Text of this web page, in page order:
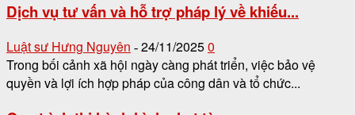
Dịch vụ tư vấn và hỗ trợ pháp lý về khiếu...
Luật sư Hưng Nguyên - 24/11/20250
Trong bối cảnh xã hội ngày càng phát triển, việc bảo vệ
quyền và lợi ích hợp pháp của công dân và tổ chức...